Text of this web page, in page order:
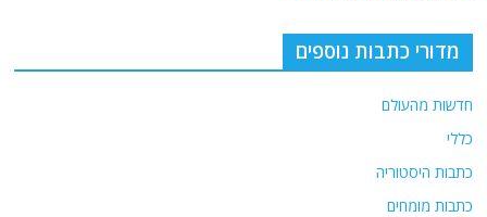
מדורי כתבות נוספים
חדשות מהעולם
כללי
כתבות היסטוריה
כתבות מומחים